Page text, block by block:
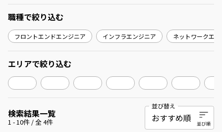
検索結果一覧
1 -10件 / 全4件
並び替え
職種で絞り込む
フロントエンドエンジニア インフラエンジニア ネットワークエ
エリアで絞り込む